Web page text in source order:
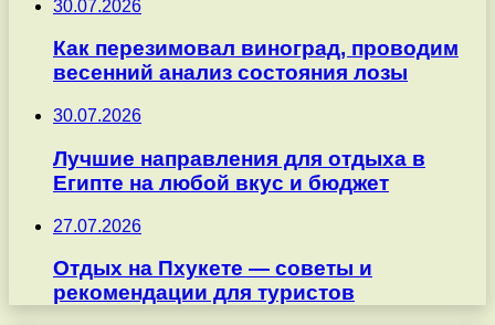
30.07.2026
Как перезимовал виноград, проводим
весенний анализ состояния лозы
30.07.2026
Лучшие направления для отдыха в
Египте на любой вкус и бюджет
27.07.2026
Отдых на Пхукете — советы и
рекомендации для туристов